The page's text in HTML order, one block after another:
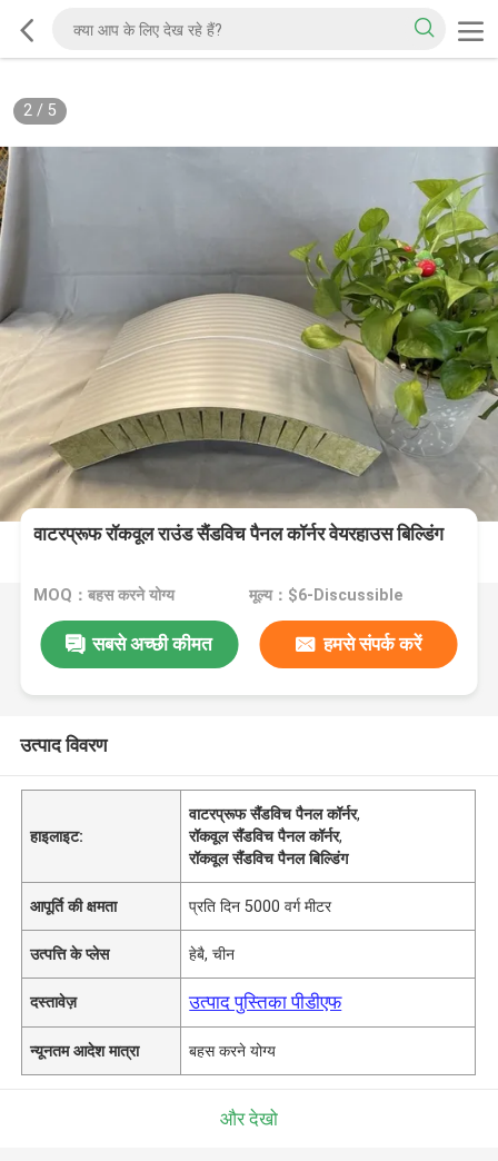
2/ 5
वाटरप्रूफ रॉकवूल राउंड सैंडविच पैनल कॉर्नर वेयरहाउस बिल्डिंग
MOQ：बहस करने योग्य मूल्य：$6-Discussible
सबसे अच्छी कीमत हमसे संपर्क करें
उत्पाद विवरण
हाइलाइट:
वाटरप्रूफ सैंडविच पैनल कॉर्नर,
रॉकवूल सैंडविच पैनल कॉर्नर,
रॉकवूल सैंडविच पैनल बिल्डिंग
आपूर्ति की क्षमता प्रति दिन 5000 वर्ग मीटर
उत्पत्ति के प्लेस हेबै, चीन
दस्तावेज़ उत्पाद पुस्तिका पीडीएफ
न्यूनतम आदेश मात्रा बहस करने योग्य
और देखो